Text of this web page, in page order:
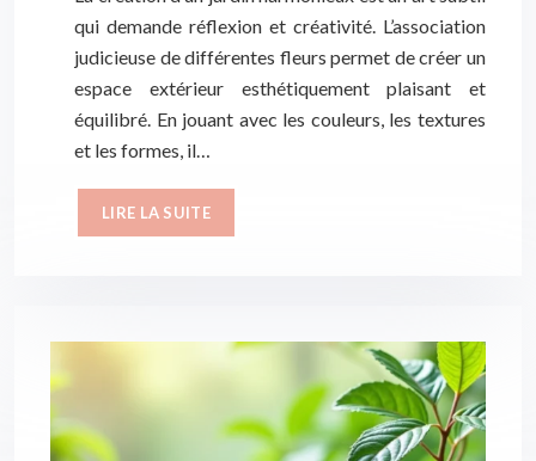
qui demande réflexion et créativité. L’association
judicieuse de différentes fleurs permet de créer un
espace extérieur esthétiquement plaisant et
équilibré. En jouant avec les couleurs, les textures
et les formes, il…
LIRE LA SUITE